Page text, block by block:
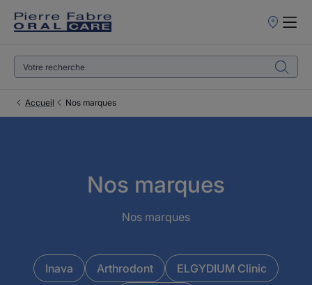
Points
Accueil Nos marques
Nos marques
Nos marques
Inava Arthrodont
ELGYDIUM Clinic